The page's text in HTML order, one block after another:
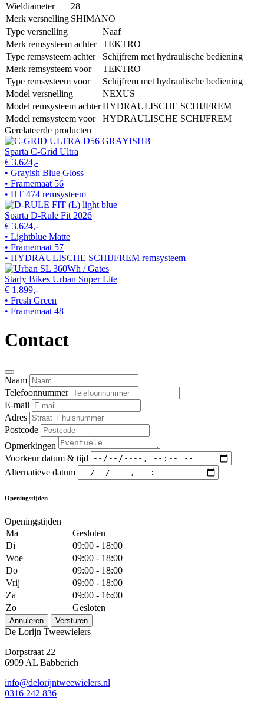
Wieldiameter
28
Merk versnelling SHIMANO
Type versnelling
Naaf
Merk remsysteem achter TEKTRO
Type remsysteem achter
Schijfrem met hydraulische bediening
Merk remsysteem voor
TEKTRO
Type remsysteem voor
Schijfrem met hydraulische bediening
Model versnelling
NEXUS
Model remsysteem achterHYDRAULISCHE SCHIJFREM
Model remsysteem voor
HYDRAULISCHE SCHIJFREM
Gerelateerde producten
Sparta C-Grid Ultra
€ 3.624,-
• Grayish Blue Gloss
• Framemaat 56
• HT 474 remsysteem
Sparta D-Rule Fit 2026
€ 3.624,-
• Lightblue Matte
• Framemaat 57
• HYDRAULISCHE SCHIJFREM remsysteem
Starly Bikes Urban Super Lite
€ 1.899,-
• Fresh Green
• Framemaat 48
Contact
Naam
Telefoonnummer
E-mail
Adres
Postcode
Opmerkingen
Voorkeur datum & tijd
Alternatieve datum
Openingstijden
Openingstijden
Ma
Gesloten
Di
09:00 - 18:00
Woe
09:00 - 18:00
Do
09:00 - 18:00
Vrij
09:00 - 18:00
Za
09:00 - 16:00
Zo
Gesloten
Annuleren Versturen
De Lorijn Tweewielers
Dorpstraat 22
6909 AL Babberich
info@delorijntweewielers.nl
0316 242 836